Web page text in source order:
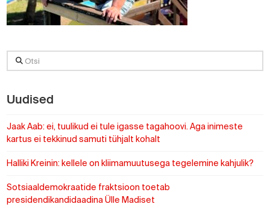
Otsi
Uudised
Jaak Aab: ei, tuulikud ei tule igasse tagahoovi. Aga inimeste
kartus ei tekkinud samuti tühjalt kohalt
Halliki Kreinin: kellele on kliimamuutusega tegelemine kahjulik?
Sotsiaaldemokraatide fraktsioon toetab
presidendikandidaadina Ülle Madiset